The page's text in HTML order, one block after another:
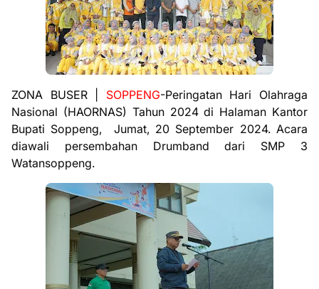
ZONA BUSER | SOPPENG-Peringatan Hari Olahraga
Nasional (HAORNAS) Tahun 2024 di Halaman Kantor
Bupati Soppeng, Jumat, 20 September 2024. Acara
diawali persembahan Drumband dari SMP 3
Watansoppeng.